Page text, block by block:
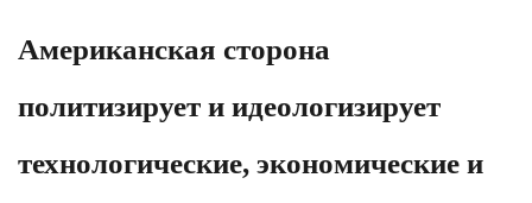
Американская сторона
политизирует и идеологизирует
технологические, экономические и